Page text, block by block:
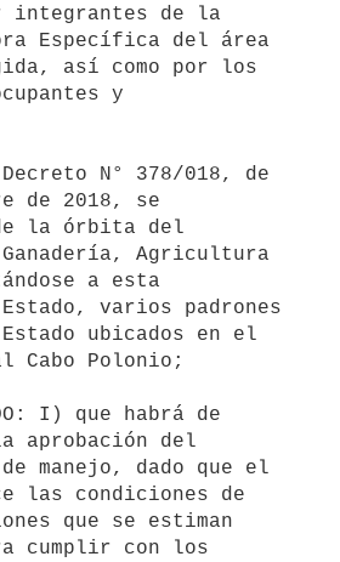
integrantes de la
Específica del área
así como por los
y
de 2018, se
la órbita del
Agricultura
a esta
varios padrones
ubicados en el
Cabo Polonio;
aprobación del
manejo, dado que el
las condiciones de
que se estiman
cumplir con los